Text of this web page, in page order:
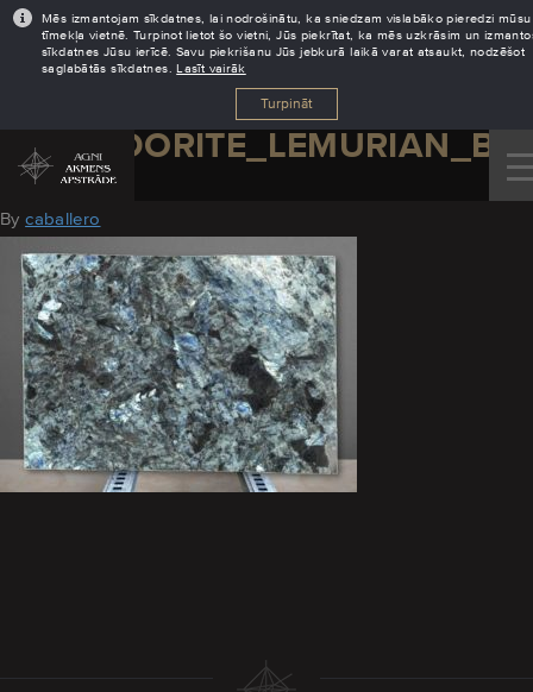
Mēs izmantojam sīkdatnes, lai nodrošinātu, ka sniedzam vislabāko pieredzi mūsu
tīmekļa vietnē. Turpinot lietot šo vietni, Jūs piekrītat, ka mēs uzkrāsim un
sīkdatnes Jūsu ierīcē. Savu piekrišanu Jūs jebkurā laikā varat atsaukt, nodzēšot
saglabātās sīkdatnes.Lasīt vairāk
Turpināt
August 18, 2016
Bycaballero